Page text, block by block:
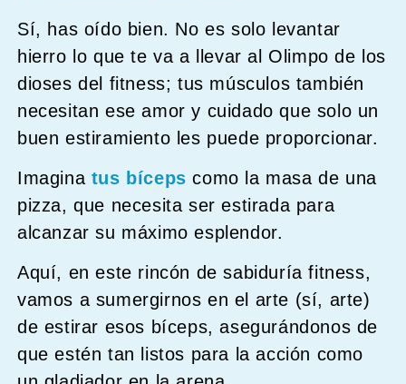
Sí, has oído bien. No es solo levantar
hierro lo que te va a llevar al Olimpo de los
dioses del fitness; tus músculos también
necesitan ese amor y cuidado que solo un
buen estiramiento les puede proporcionar.
Imagina tus bíceps como la masa de una
pizza, que necesita ser estirada para
alcanzar su máximo esplendor.
Aquí, en este rincón de sabiduría fitness,
vamos a sumergirnos en el arte (sí, arte)
de estirar esos bíceps, asegurándonos de
que estén tan listos para la acción como